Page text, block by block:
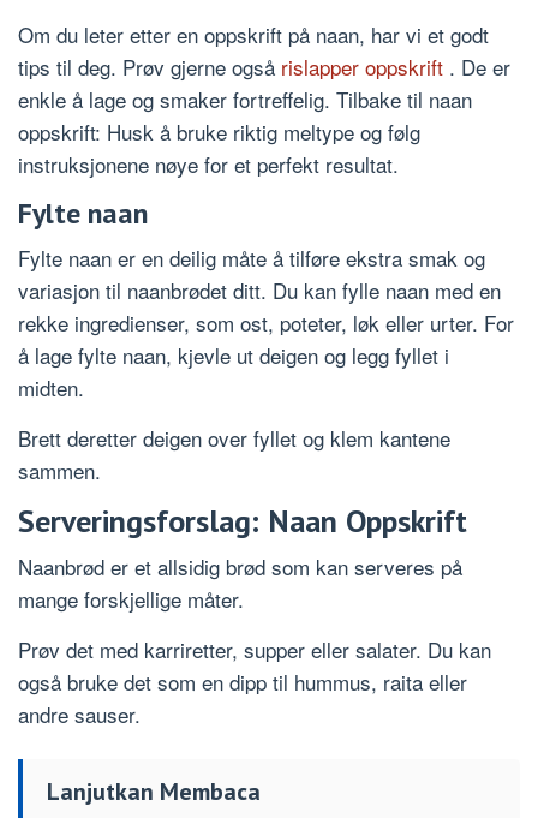
Om du leter etter en oppskrift på naan, har vi et godt
tips til deg. Prøv gjerne også rislapper oppskrift . De er
enkle å lage og smaker fortreffelig. Tilbake til naan
oppskrift: Husk å bruke riktig meltype og følg
instruksjonene nøye for et perfekt resultat.
Fylte naan
Fylte naan er en deilig måte å tilføre ekstra smak og
variasjon til naanbrødet ditt. Du kan fylle naan med en
rekke ingredienser, som ost, poteter, løk eller urter. For
å lage fylte naan, kjevle ut deigen og legg fyllet i
midten.
Brett deretter deigen over fyllet og klem kantene
sammen.
Serveringsforslag: Naan Oppskrift
Naanbrød er et allsidig brød som kan serveres på
mange forskjellige måter.
Prøv det med karriretter, supper eller salater. Du kan
også bruke det som en dipp til hummus, raita eller
andre sauser.
Lanjutkan Membaca